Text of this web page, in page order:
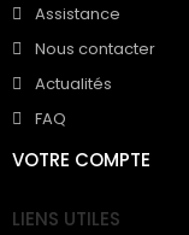
Assistance
Nous contacter
Actualités
FAQ
VOTRE COMPTE
LIENS UTILES